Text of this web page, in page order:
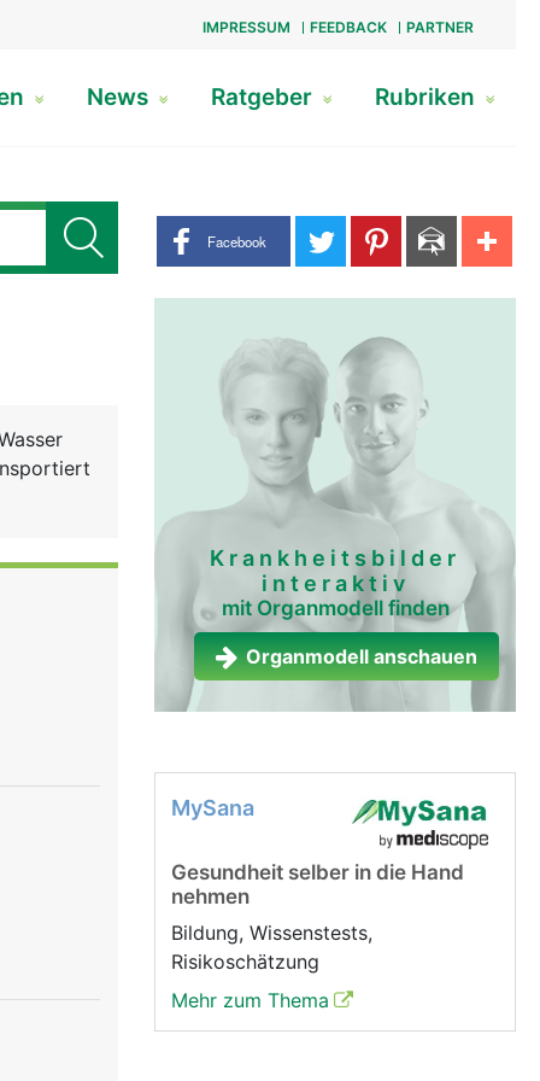
IMPRESSUM FEEDBACK PARTNER
News Ratgeber Rubriken
Share buttons
Facebook
Krankheitsbilder
interaktiv
mit Organmodell finden
Organmodell anschauen
MySana
Gesundheit selber in die Hand
nehmen
Bildung, Wissenstests,
Risikoschätzung
Mehr zum Thema